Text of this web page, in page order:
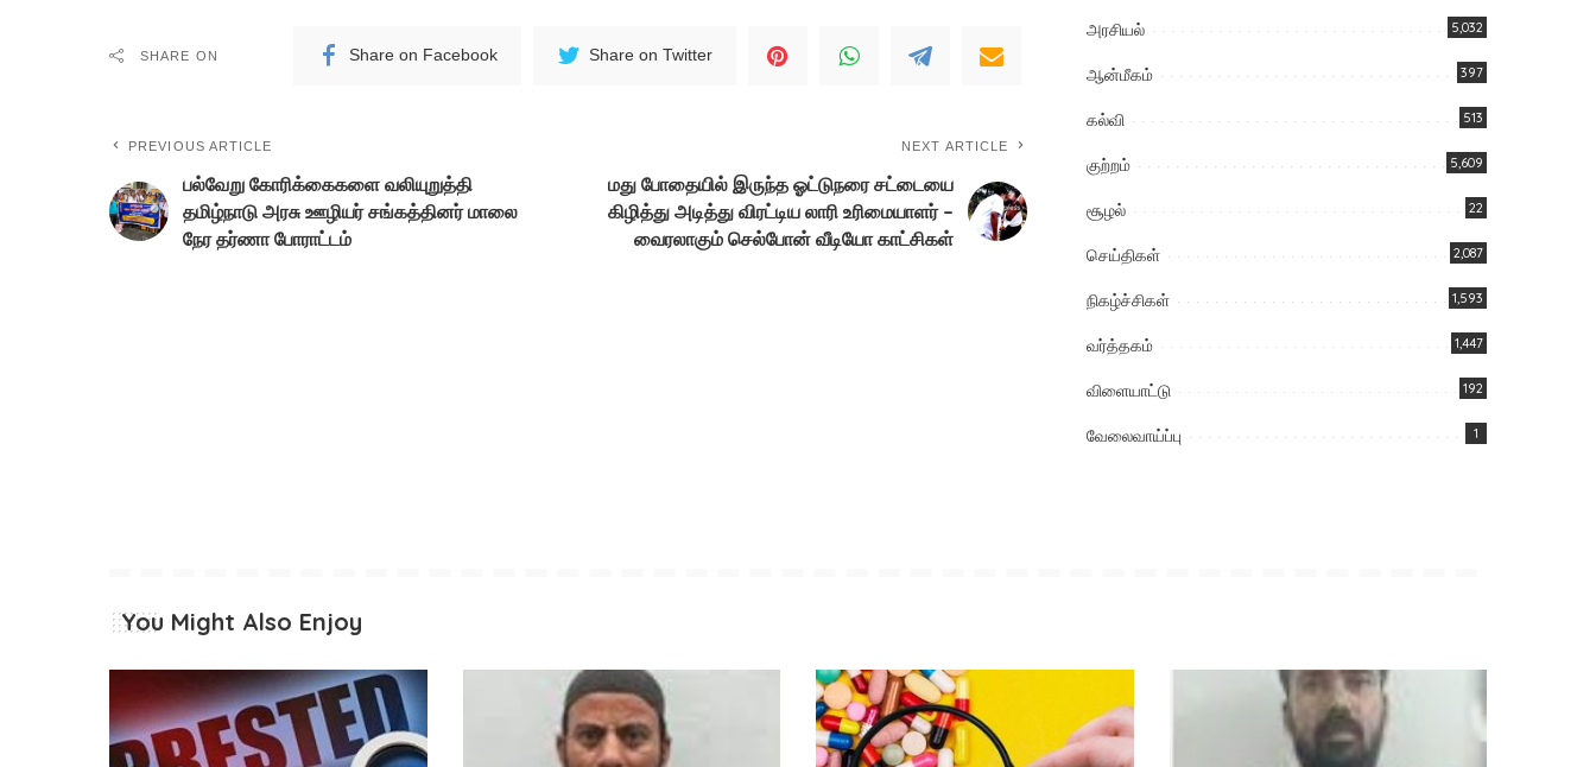
SHARE ON Share on Facebook Share on Twitter
PREVIOUS ARTICLE
பல்வேறு கோரிக்கைகளை வலியுறுத்தி
தமிழ்நாடு அரசு ஊழியர் சங்கத்தினர் மாலை
நேர தர்ணா போராட்டம்
NEXT ARTICLE
மது போதையில் இருந்த ஓட்டுநரை சட்டையை
கிழித்து அடித்து விரட்டிய லாரி உரிமையாளர் –
வைரலாகும் செல்போன் வீடியோ காட்சிகள்
அரசியல் 5,032
ஆன்மீகம் 397
கல்வி 513
குற்றம் 5,609
சூழல் 22
செய்திகள் 2,087
நிகழ்ச்சிகள் 1,593
வர்த்தகம் 1,447
விளையாட்டு 192
வேலைவாய்ப்பு 1
You Might Also Enjoy